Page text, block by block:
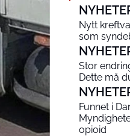
Nytt
som
Stor
Dette må
Funnet i
opioid